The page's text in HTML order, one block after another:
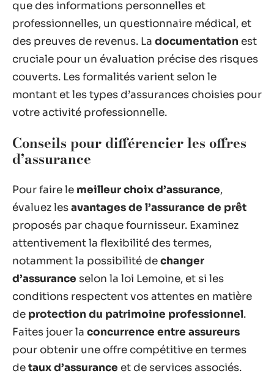
que des informations personnelles et
professionnelles, un questionnaire médical, et
des preuves de revenus. La documentation est
cruciale pour un évaluation précise des risques
couverts. Les formalités varient selon le
montant et les types d’assurances choisies pour
votre activité professionnelle.
Conseils pour différencier les offres
d’assurance
Pour faire le meilleur choix d’assurance,
évaluez lesavantages de l’assurance de prêt
proposés par chaque fournisseur. Examinez
attentivement la flexibilité des termes,
notamment la possibilité dechanger
d’assurance selon la loi Lemoine, et si les
conditions respectent vos attentes en matière
de protection du patrimoine professionnel.
Faites jouer la concurrence entre assureurs
pour obtenir une offre compétitive en termes
detaux d’assurance et de services associés.